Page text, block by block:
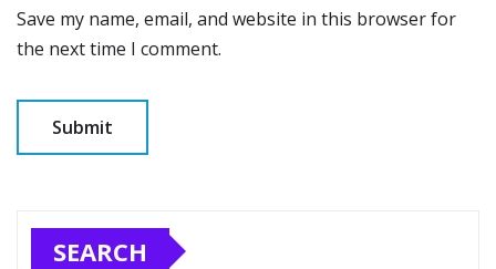
Save my name, email, and website in this browser for
the next time I comment.
SEARCH